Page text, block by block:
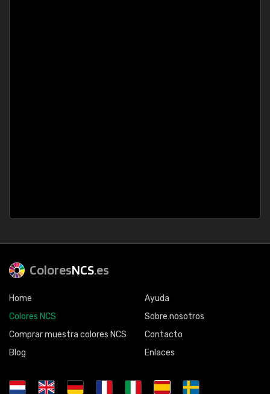
ColoresNCS.es
Home
Colores NCS
Comprar muestra colores NCS
Blog
Ayuda
Sobre nosotros
Contacto
Enlaces